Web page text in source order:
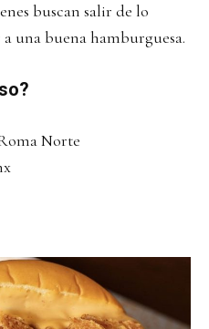
buscan salir de lo
una buena hamburguesa.
Norte